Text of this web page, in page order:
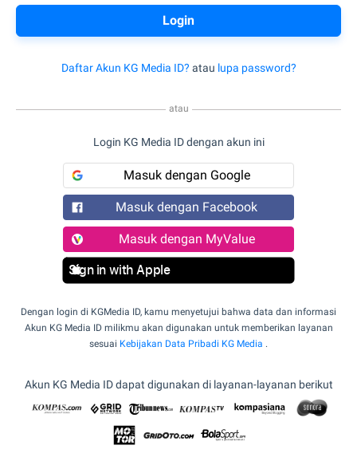
Daftar Akun KG Media ID? atau lupa password?
atau
Login KG Media ID dengan akun ini
Masuk dengan Google
Masuk dengan Facebook
Masuk dengan MyValue
Sign in with Apple
Dengan login di KGMedia ID, kamu menyetujui bahwa data dan informasi
Akun KG Media ID milikmu akan digunakan untuk memberikan layanan
sesuai Kebijakan Data Pribadi KG Media .
Akun KG Media ID dapat digunakan di layanan-layanan berikut